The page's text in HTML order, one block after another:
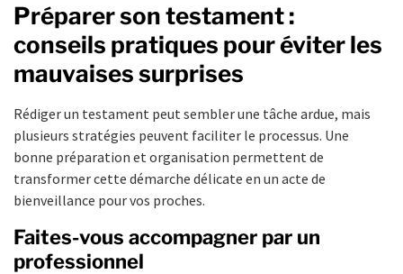
Préparer son testament :
conseils pratiques pour éviter les
mauvaises surprises
Rédiger un testament peut sembler une tâche ardue, mais
plusieurs stratégies peuvent faciliter le processus. Une
bonne préparation et organisation permettent de
transformer cette démarche délicate en un acte de
bienveillance pour vos proches.
Faites-vous accompagner par un
professionnel